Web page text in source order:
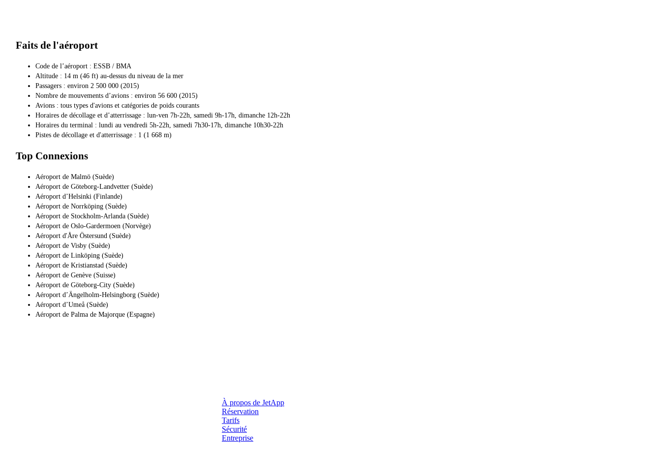
Faits de l'aéroport
Code de l’aéroport : ESSB / BMA
Altitude : 14 m (46 ft) au-dessus du niveau de la mer
Passagers : environ 2 500 000 (2015)
Nombre de mouvements d’avions : environ 56 600 (2015)
Avions : tous types d'avions et catégories de poids courants
Horaires de décollage et d’atterrissage : lun-ven 7h-22h, samedi 9h-17h, dimanche 12h-22h
Horaires du terminal : lundi au vendredi 5h-22h, samedi 7h30-17h, dimanche 10h30-22h
Pistes de décollage et d'atterrissage : 1 (1 668 m)
Top Connexions
Aéroport de Malmö (Suède)
Aéroport de Göteborg-Landvetter (Suède)
Aéroport d’Helsinki (Finlande)
Aéroport de Norrköping (Suède)
Aéroport de Stockholm-Arlanda (Suède)
Aéroport de Oslo-Gardermoen (Norvège)
Aéroport d'Åre Östersund (Suède)
Aéroport de Visby (Suède)
Aéroport de Linköping (Suède)
Aéroport de Kristianstad (Suède)
Aéroport de Genève (Suisse)
Aéroport de Göteborg-City (Suède)
Aéroport d’Ängelholm-Helsingborg (Suède)
Aéroport d’Umeå (Suède)
Aéroport de Palma de Majorque (Espagne)
À propos de JetApp
Réservation
Tarifs
Sécurité
Entreprise